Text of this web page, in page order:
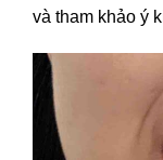
và tham khảo ý